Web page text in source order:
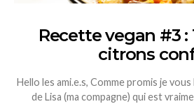
Recette vegan #3
citrons
Hello les ami.e.s, Comme promis je
de Lisa (ma compagne) qui est